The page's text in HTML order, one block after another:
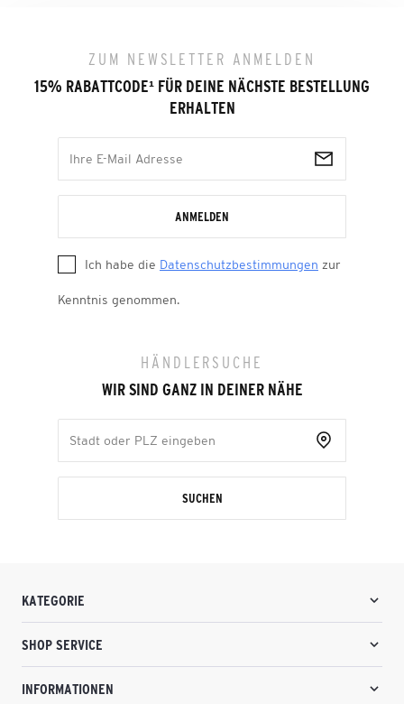
ZUM NEWSLETTER ANMELDEN
15% RABATTCODE¹ FÜR DEINE NÄCHSTE BESTELLUNG
ERHALTEN
ANMELDEN
Ich habe die Datenschutzbestimmungen zur
Kenntnis genommen.
HÄNDLERSUCHE
WIR SIND GANZ IN DEINER NÄHE
SUCHEN
KATEGORIE
SHOP SERVICE
INFORMATIONEN